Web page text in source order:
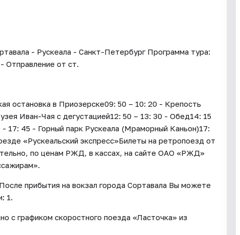
- Рускеала - Санкт-Петербург Программа тура:
Отправление от ст.
остановка в Приозерске09: 50 – 10: 20 - Крепость
Иван-Чая с дегустацией12: 50 – 13: 30 - Обед14: 15
17: 45 - Горный парк Рускеала (Мраморный Каньон)17:
«Рускеальский экспресс»Билеты на ретропоезд от
по ценам РЖД, в кассах, на сайте ОАО «РЖД»
прибытия на вокзал города Сортавала Вы можете
1.
с графиком скоростного поезда «Ласточка» из